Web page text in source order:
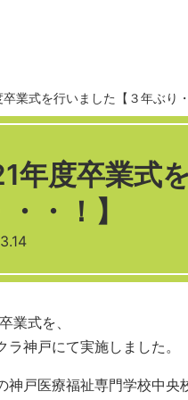
業式を行いました【３年ぶり・
年度卒業式
・・！】
業式を、
ラ神戸にて実施しました。
神戸医療福祉専門学校中央